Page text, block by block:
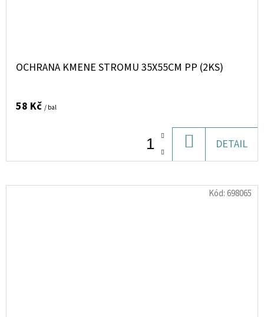
OCHRANA KMENE STROMU 35X55CM PP (2KS)
58 Kč / bal
KOŠÍKU
DETAIL
Kód:698065